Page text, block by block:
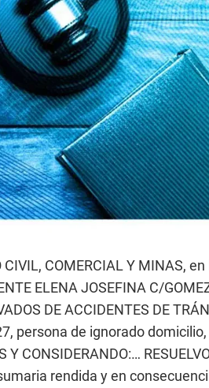
CIVIL, COMERCIAL Y MINAS,
ELENA JOSEFINA C/
DE ACCIDENTES DE
persona de ignorado domicilio,
CONSIDERANDO:…
rendida y en